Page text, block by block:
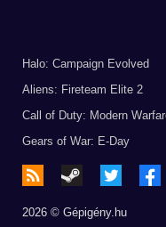
Halo: Campaign Evolved
Aliens: Fireteam Elite 2
Call of Duty: Modern
Gears of War: E-Day
2026 © Gépigény.hu